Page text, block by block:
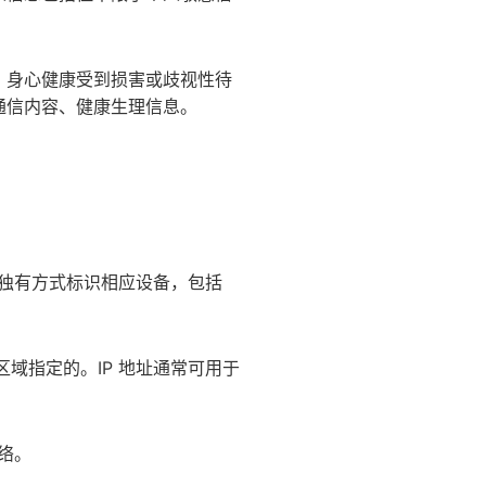
心健康受到损害或歧视性待
内容、健康生理信息。
有方式标识相应设备，包括
域指定的。IP 地址通常可用于